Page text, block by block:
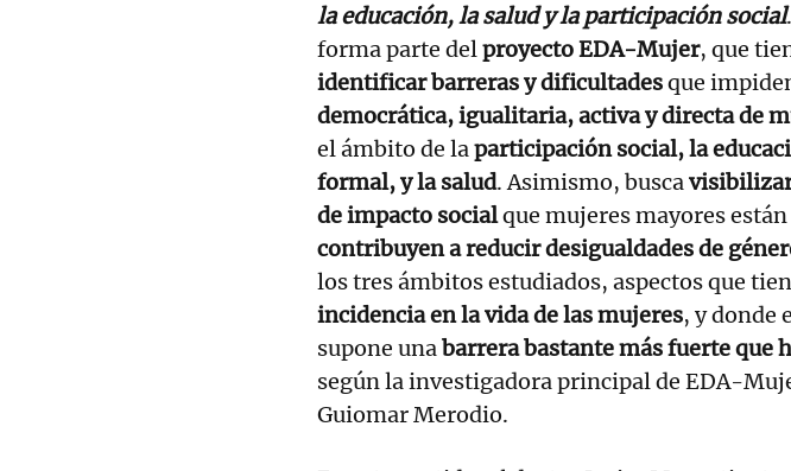
la educación, la salud y la participación social
forma parte delproyecto EDA-Mujer, que
identificar barreras y dificultadesque
democrática, igualitaria, activa y directa de
el ámbito de laparticipación social, la
formal, y la salud. Asimismo, busca
de impacto socialque mujeres mayores
contribuyen a reducir desigualdades de
los tres ámbitos estudiados, aspectos que
incidencia en la vida de las mujeres, y donde
supone unabarrera bastante más fuerte que
según la investigadora principal de EDA-
Guiomar Merodio.